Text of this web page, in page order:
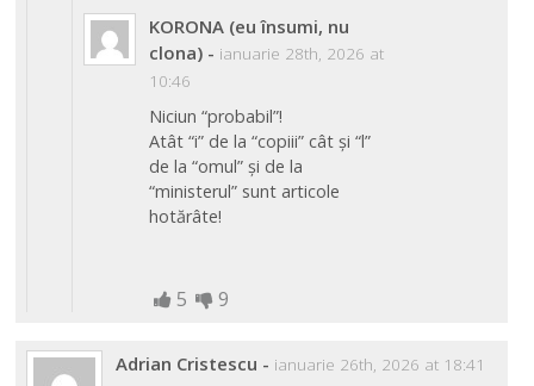
KORONA (eu însumi, nu
clona) - ianuarie 28th, 2026 at
10:46
Niciun “probabil”!
Atât “i” de la “copiii” cât și “l”
de la “omul” și de la
“ministerul” sunt articole
hotărâte!
5 9
Adrian Cristescu - ianuarie 26th, 2026 at 18:41